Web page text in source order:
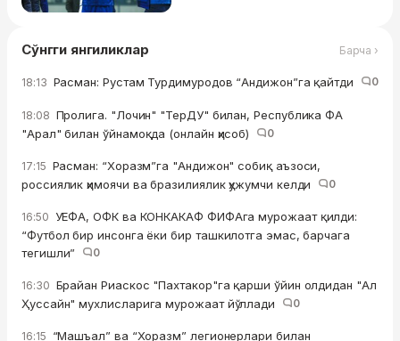
Сўнгги янгиликлар Барча ›
18:13 Расман: Рустам Турдимуродов “Андижон”га қайтди 0
18:08 Пролига. "Лочин" "ТерДУ" билан, Республика ФА
"Арал" билан ўйнамоқда (онлайн ҳисоб)
0
17:15 Расман: “Хоразм”га "Андижон" собиқ аъзоси,
россиялик ҳимоячи ва бразилиялик ҳужумчи келди
0
16:50 УЕФА, ОФК ва КОНКАКАФ ФИФАга мурожаат қилди:
“Футбол бир инсонга ёки бир ташкилотга эмас, барчага
тегишли”
0
16:30 Брайан Риаскос "Пахтакор"га қарши ўйин олдидан "Ал
Ҳуссайн" мухлисларига мурожаат йўллади
0
16:15 “Машъал” ва “Хоразм” легионерлари билан